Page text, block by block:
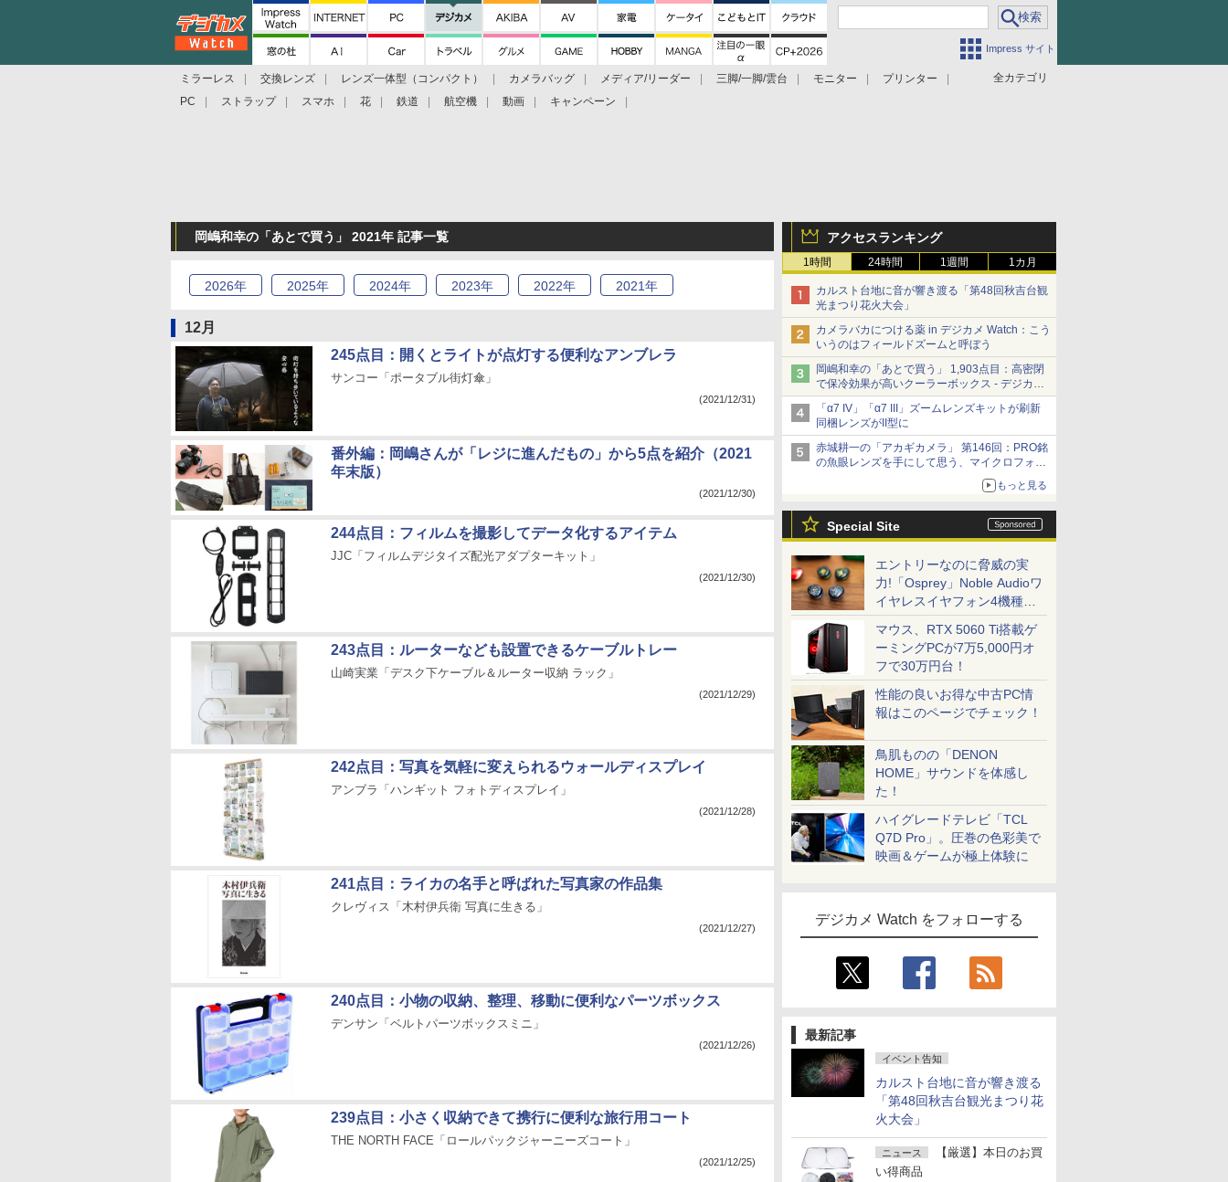
Impress サイト
全カテゴリ
ミラーレス 交換レンズ レンズ一体型（コンパクト） カメラバッグ メディア/リーダー 三脚/一脚/雲台 モニター
プリンター
PC
ストラップ スマホ 花 鉄道 航空機 動画 キャンペーン
アクセスランキング
1時間 24時間 1週間 1カ月
カルスト台地に音が響き渡る「第48回秋吉台観
光まつり花火大会」
カメラバカにつける薬 in デジカメ Watch：こう
いうのはフィールドズームと呼ぼう
岡嶋和幸の「あとで買う」 1,903点目：高密閉
で保冷効果が高いクーラーボックス - デジカメ
Watch
「α7 IV」「α7 III」ズームレンズキットが刷新
同梱レンズがII型に
赤城耕一の「アカギカメラ」 第146回：PRO銘
の魚眼レンズを手にして思う、マイクロフォー
もっと見る
Special Site
エントリーなのに脅威の実
力!「Osprey」Noble Audioワ
イヤレスイヤフォン4機種を
一気に聴く
マウス、RTX 5060 Ti搭載ゲ
ーミングPCが7万5,000円オ
フで30万円台！
性能の良いお得な中古PC情
報はこのページでチェック！
鳥肌ものの「DENON
HOME」サウンドを体感し
た！
ハイグレードテレビ「TCL
Q7D Pro」。圧巻の色彩美で
映画＆ゲームが極上体験に
デジカメ Watch をフォローする
最新記事
イベント告知
カルスト台地に音が響き渡る
「第48回秋吉台観光まつり花
火大会」
ニュース
【厳選】本日のお買
い得商品
岡嶋和幸の「あとで買う」 2021年 記事一覧
2026年 2025年 2024年 2023年 2022年 2021年
12月
245点目：開くとライトが点灯する便利なアンブレラ
サンコー「ポータブル街灯傘」
(2021/12/31)
番外編：岡嶋さんが「レジに進んだもの」から5点を紹介（2021
年末版）
(2021/12/30)
244点目：フィルムを撮影してデータ化するアイテム
JJC「フィルムデジタイズ配光アダプターキット」
(2021/12/30)
243点目：ルーターなども設置できるケーブルトレー
山崎実業「デスク下ケーブル＆ルーター収納 ラック」
(2021/12/29)
242点目：写真を気軽に変えられるウォールディスプレイ
アンブラ「ハンギット フォトディスプレイ」
(2021/12/28)
241点目：ライカの名手と呼ばれた写真家の作品集
クレヴィス「木村伊兵衛 写真に生きる」
(2021/12/27)
240点目：小物の収納、整理、移動に便利なパーツボックス
デンサン「ベルトパーツボックスミニ」
(2021/12/26)
239点目：小さく収納できて携行に便利な旅行用コート
THE NORTH FACE「ロールパックジャーニーズコート」
(2021/12/25)